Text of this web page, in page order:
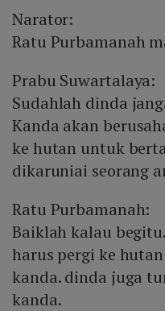
Narator:
Ratu Purbamanah
Prabu Suwartalaya:
Sudahlah dinda
Kanda akan
ke hutan untuk
dikaruniai seorang
Ratu Purbamanah:
Baiklah kalau
harus pergi ke
kanda. dinda juga
kanda.